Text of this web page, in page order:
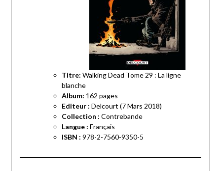
Titre: Walking Dead Tome 29 : La ligne
blanche
Album: 162 pages
Editeur : Delcourt (7 Mars 2018)
Collection : Contrebande
Langue : Français
ISBN : 978-2-7560-9350-5